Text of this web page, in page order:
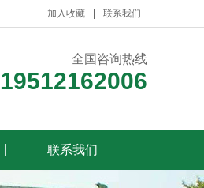
加入收藏 联系我们
全国咨询热线
19512162006
联系我们